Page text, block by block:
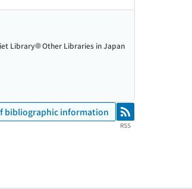
Library Other Libraries in Japan
bibliographic information RSS
RSS